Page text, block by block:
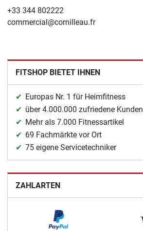
+33 344 802222
commercial@cornilleau.fr
FITSHOP BIETET IHNEN
Europas Nr. 1 für Heimfitness
über 4.000.000 zufriedene Kunden
Mehr als 7.000 Fitnessartikel
69 Fachmärkte vor Ort
75 eigene Servicetechniker
ZAHLARTEN